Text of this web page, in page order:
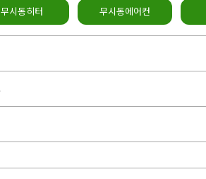
무시동히터 무시동에어컨